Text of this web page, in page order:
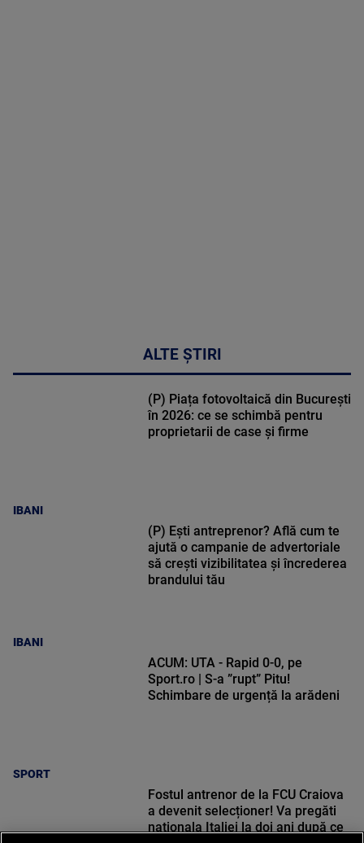
ALTE ȘTIRI
IBANI
(P) Piața fotovoltaică din București
în 2026: ce se schimbă pentru
proprietarii de case și firme
IBANI
(P) Ești antreprenor? Află cum te
ajută o campanie de advertoriale
să crești vizibilitatea și încrederea
brandului tău
SPORT
ACUM: UTA - Rapid 0-0, pe
Sport.ro | S-a ”rupt” Pitu!
Schimbare de urgență la arădeni
Fostul antrenor de la FCU Craiova
a devenit selecționer! Va pregăti
naționala Italiei la doi ani după ce